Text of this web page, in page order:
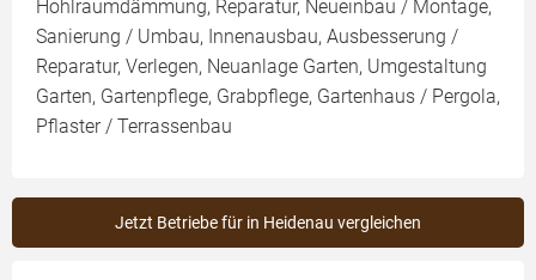
Hohlraumdämmung, Reparatur, Neueinbau / Montage,
Sanierung / Umbau, Innenausbau, Ausbesserung /
Reparatur, Verlegen, Neuanlage Garten, Umgestaltung
Garten, Gartenpflege, Grabpflege, Gartenhaus / Pergola,
Pflaster / Terrassenbau
Jetzt Betriebe für in Heidenau vergleichen